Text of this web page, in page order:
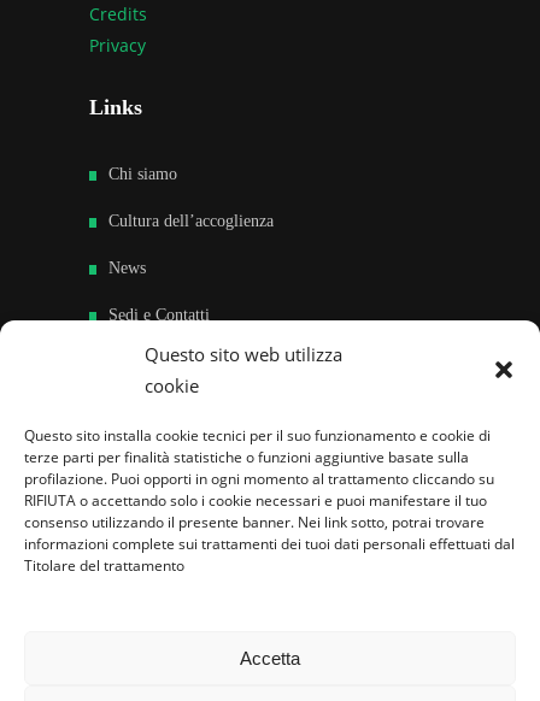
Questo sito web utilizza
cookie
Questo sito installa cookie tecnici per il suo funzionamento e cookie di
terze parti per finalità statistiche o funzioni aggiuntive basate sulla
profilazione. Puoi opporti in ogni momento al trattamento cliccando su
RIFIUTA o accettando solo i cookie necessari e puoi manifestare il tuo
consenso utilizzando il presente banner. Nei link sotto, potrai trovare
informazioni complete sui trattamenti dei tuoi dati personali effettuati dal
Titolare del trattamento
Accetta
Credits
Privacy
Links
Chi siamo
Cultura dell’accoglienza
News
Sedi e Contatti
Sostieni
Famiglie per l’accoglienza nel mondo